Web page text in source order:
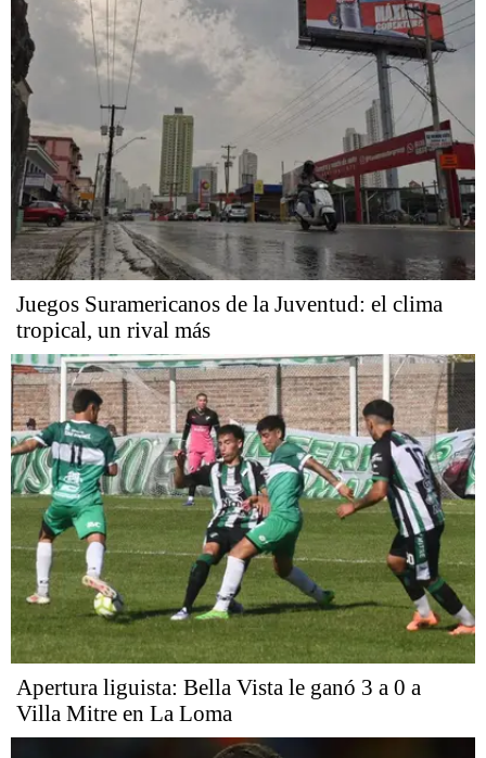
Juegos Suramericanos de la Juventud: el clima
tropical, un rival más
Apertura liguista: Bella Vista le ganó 3 a 0 a
Villa Mitre en La Loma